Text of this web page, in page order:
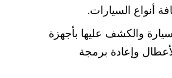
أنواع السيارات.
والكشف عليها بأجهزة
وإعادة برمجة